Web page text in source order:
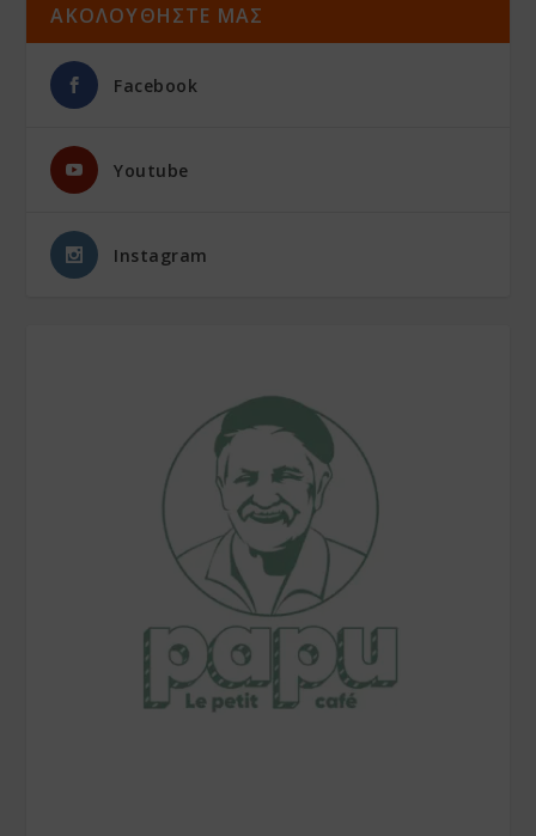
ΑΚΟΛΟΥΘΗΣΤΕ ΜΑΣ
Facebook
Youtube
Instagram